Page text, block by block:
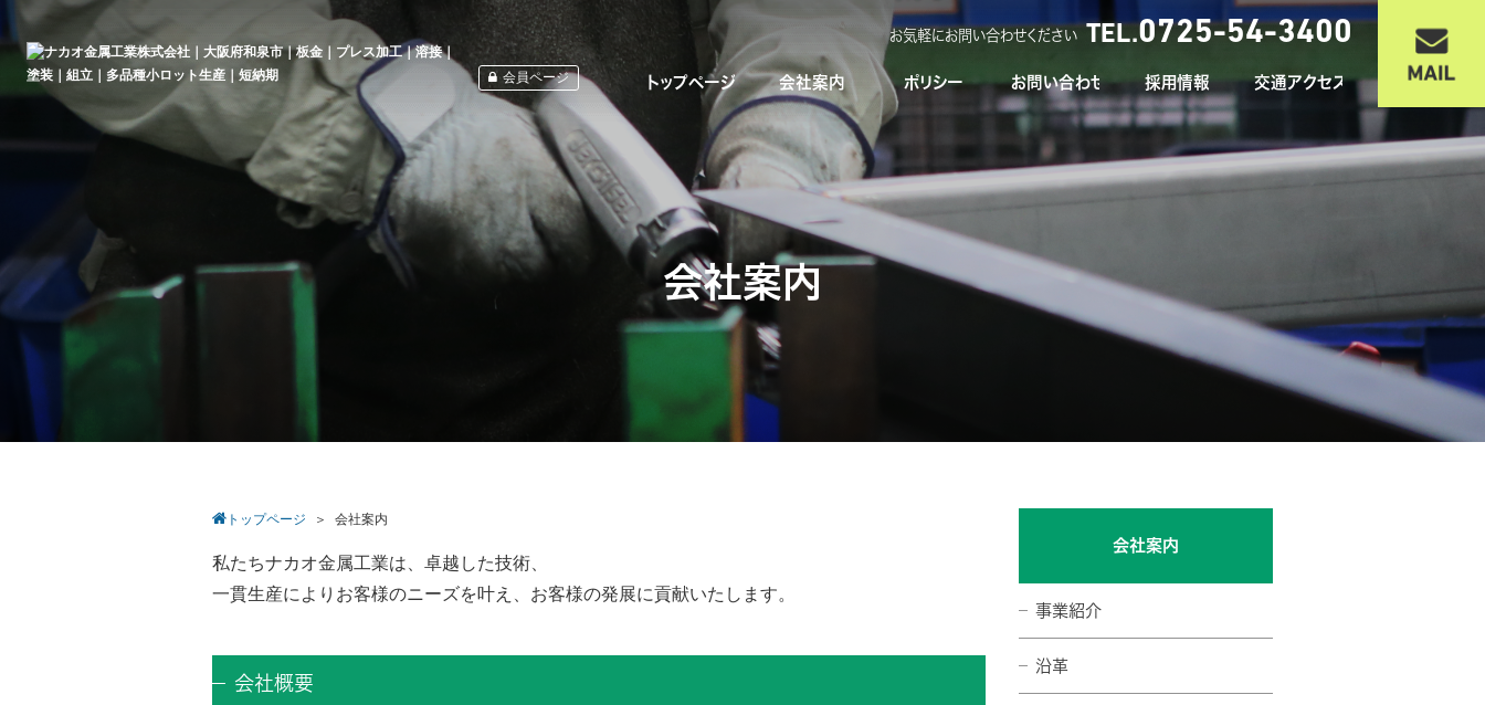
お気軽にお問い合わせください TEL.0725-54-3400
トップページ 会社案内 ポリシー お問い合わせ 採用情報 交通アクセス
会員ページ
会社案内
トップページ ＞ 会社案内
私たちナカオ金属工業は、卓越した技術、
一貫生産によりお客様のニーズを叶え、お客様の発展に貢献いたします。
会社概要
会社案内
事業紹介
沿革